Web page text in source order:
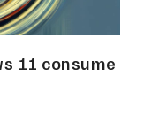
11 consume